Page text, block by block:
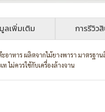
ลเพิ่มเติม การรีวิว
อาหาร ผลิตจากไม้ยางพารา มาตรฐ
ไม่ควรใช้กับเครื่องล้างจาน